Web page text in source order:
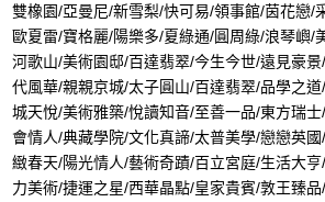
雙橡園/亞曼尼/新雪梨/快可易/領事館/茵花戀/
歐夏雷/寶格麗/陽樂多/夏綠通/圓周綠/浪琴嶼/
河歌山/美術園邸/百達翡翠/今生今世/遠見豪
代風華/親親京城/太子圓山/百達翡翠/品學之
城天悅/美術雅築/悅讀知音/至善一品/東方瑞
會情人/典藏學院/文化真諦/太普美學/戀戀英
緻春天/陽光情人/藝術奇蹟/百立宮庭/生活大
力美術/捷運之星/西華晶點/皇家貴賓/敦王臻